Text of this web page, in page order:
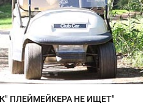
ПЛЕЙМЕЙКЕРА НЕ ИЩЕТ"